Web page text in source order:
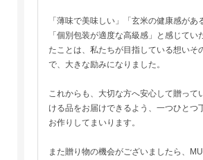
「薄味で美味しい」「玄米の健康感があ
「個別包装が適度な高級感」と感じてい
たことは、私たちが目指している想いそ
で、大きな励みになりました。
これからも、大切な方へ安心して贈って
ける品をお届けできるよう、一つひとつ
お作りしてまいります。
また贈り物の機会がございましたら、